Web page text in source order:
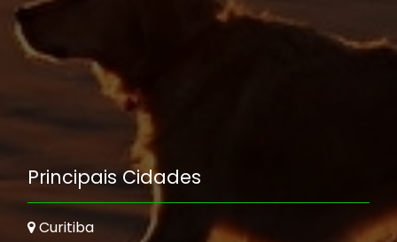
Principais Cidades
Curitiba